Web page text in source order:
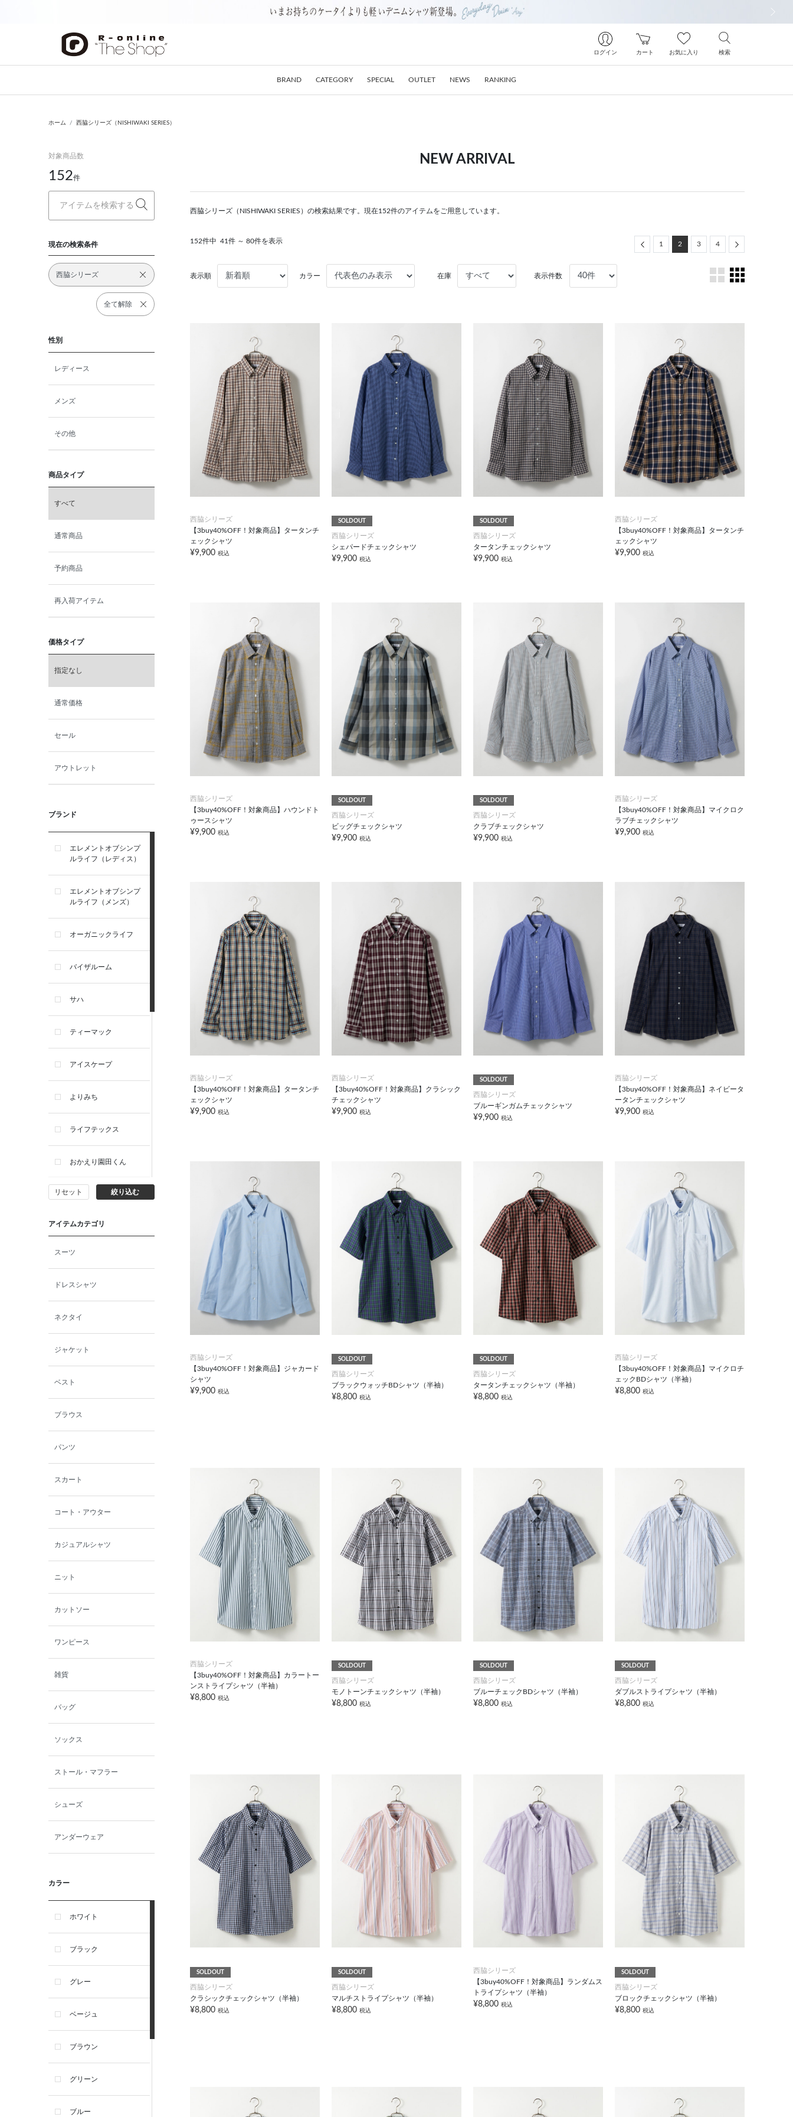
ログイン カート お気に入り 検索
BRAND CATEGORY SPECIAL OUTLET NEWS RANKING
ホーム 西脇シリーズ（NISHIWAKI SERIES）
対象商品数
152件
現在の検索条件
西脇シリーズ
全て解除
性別
レディース
メンズ
その他
商品タイプ
すべて
通常商品
予約商品
再入荷アイテム
価格タイプ
指定なし
通常価格
セール
アウトレット
ブランド
エレメントオブシンプ
ルライフ（レディス）
エレメントオブシンプ
ルライフ（メンズ）
オーガニックライフ
バイザルーム
サハ
ティーマック
アイスケープ
よりみち
ライフテックス
おかえり園田くん
ビー・エー・ジー
イヴィスト
ン
西脇シリーズ
小泉革店
シャミー
パーソンズジーンズ
ファインデーション
ローズペッシュ / パル
モンド
リセット 絞り込む
アイテムカテゴリ
スーツ
ドレスシャツ
ネクタイ
ジャケット
ベスト
ブラウス
パンツ
スカート
コート・アウター
カジュアルシャツ
ニット
カットソー
ワンピース
雑貨
バッグ
ソックス
ストール・マフラー
シューズ
アンダーウェア
カラー
ホワイト
ブラック
グレー
ベージュ
ブラウン
グリーン
ブルー
NEW ARRIVAL
西脇シリーズ（NISHIWAKI SERIES）の検索結果です。現在152件のアイテムをご用意しています。
152件中 41件 ～ 80件を表示 Previous
1 2 3 4 Next
表示順 カラー 在庫 表示件数
西脇シリーズ
【3buy40%OFF！対象商品】タータンチ
ェックシャツ
¥9,900 税込
SOLDOUT
西脇シリーズ
シェパードチェックシャツ
¥9,900 税込
SOLDOUT
西脇シリーズ
タータンチェックシャツ
¥9,900 税込
西脇シリーズ
【3buy40%OFF！対象商品】タータンチ
ェックシャツ
¥9,900 税込
西脇シリーズ
【3buy40%OFF！対象商品】ハウンドト
ゥースシャツ
¥9,900 税込
SOLDOUT
西脇シリーズ
ビッグチェックシャツ
¥9,900 税込
SOLDOUT
西脇シリーズ
クラブチェックシャツ
¥9,900 税込
西脇シリーズ
【3buy40%OFF！対象商品】マイクロク
ラブチェックシャツ
¥9,900 税込
西脇シリーズ
【3buy40%OFF！対象商品】タータンチ
ェックシャツ
¥9,900 税込
西脇シリーズ
【3buy40%OFF！対象商品】クラシック
チェックシャツ
¥9,900 税込
SOLDOUT
西脇シリーズ
ブルーギンガムチェックシャツ
¥9,900 税込
西脇シリーズ
【3buy40%OFF！対象商品】ネイビータ
ータンチェックシャツ
¥9,900 税込
西脇シリーズ
【3buy40%OFF！対象商品】ジャカード
シャツ
¥9,900 税込
SOLDOUT
西脇シリーズ
ブラックウォッチBDシャツ（半袖）
¥8,800 税込
SOLDOUT
西脇シリーズ
タータンチェックシャツ（半袖）
¥8,800 税込
西脇シリーズ
【3buy40%OFF！対象商品】マイクロチ
ェックBDシャツ（半袖）
¥8,800 税込
西脇シリーズ
【3buy40%OFF！対象商品】カラートー
ンストライプシャツ（半袖）
¥8,800 税込
SOLDOUT
西脇シリーズ
モノトーンチェックシャツ（半袖）
¥8,800 税込
SOLDOUT
西脇シリーズ
ブルーチェックBDシャツ（半袖）
¥8,800 税込
SOLDOUT
西脇シリーズ
ダブルストライプシャツ（半袖）
¥8,800 税込
SOLDOUT
西脇シリーズ
クラシックチェックシャツ（半袖）
¥8,800 税込
SOLDOUT
西脇シリーズ
マルチストライプシャツ（半袖）
¥8,800 税込
西脇シリーズ
【3buy40%OFF！対象商品】ランダムス
トライプシャツ（半袖）
¥8,800 税込
SOLDOUT
西脇シリーズ
ブロックチェックシャツ（半袖）
¥8,800 税込